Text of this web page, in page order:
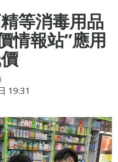
等消毒用品
情報站”應用
19:31